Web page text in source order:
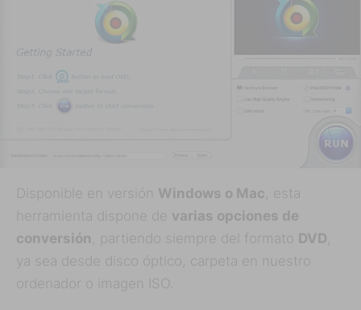
Disponible en versión Windows o Mac , esta
herramienta dispone de varias opciones de
conversión , partiendo siempre del formato DVD
ya sea desde disco óptico, carpeta en nuestro
ordenador o imagen ISO.